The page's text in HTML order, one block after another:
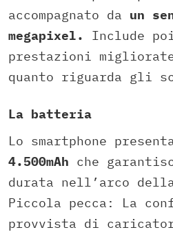
accompagnato da un
megapixel. Include
prestazioni
quanto riguarda gli
La batteria
Lo smartphone
4.500mAh che
durata nell’arco
Piccola pecca: La
provvista di